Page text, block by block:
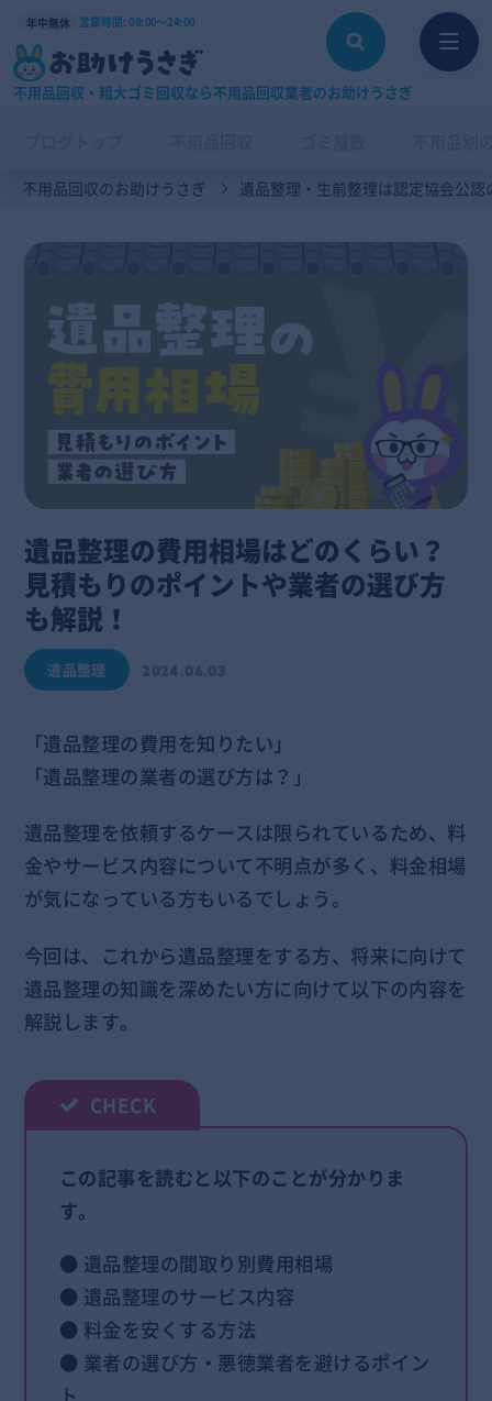
年中無休 営業時間: 08:00〜24:00
不用品回収・粗大ゴミ回収なら不用品回収業者のお助けうさぎ
不用品回収のお助けうさぎ 遺品整理・生前整理は認定協会公認
遺品整理の費用相場はどのくらい？
見積もりのポイントや業者の選び方
も解説！
遺品整理
「遺品整理の費用を知りたい」
「遺品整理の業者の選び方は？」
遺品整理を依頼するケースは限られているため、料
金やサービス内容について不明点が多く、料金相場
が気になっている方もいるでしょう。
今回は、これから遺品整理をする方、将来に向けて
遺品整理の知識を深めたい方に向けて以下の内容を
解説します。
この記事を読むと以下のことが分かりま
す。
● 遺品整理の間取り別費用相場
● 遺品整理のサービス内容
● 料金を安くする方法
● 業者の選び方・悪徳業者を避けるポイン